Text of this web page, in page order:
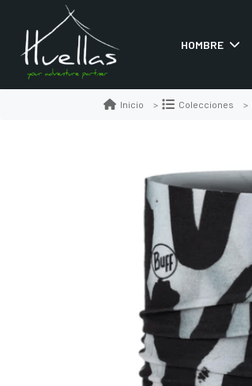
HOMBRE
Inicio Colecciones